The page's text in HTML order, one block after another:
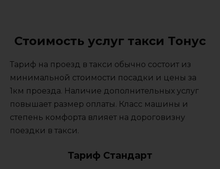
Стоимость услуг такси Тонус
Тариф на проезд в такси обычно состоит из
минимальной стоимости посадки и цены за
1км проезда. Наличие дополнительных услуг
повышает размер оплаты. Класс машины и
степень комфорта влияет на дороговизну
поездки в такси.
Тариф Стандарт